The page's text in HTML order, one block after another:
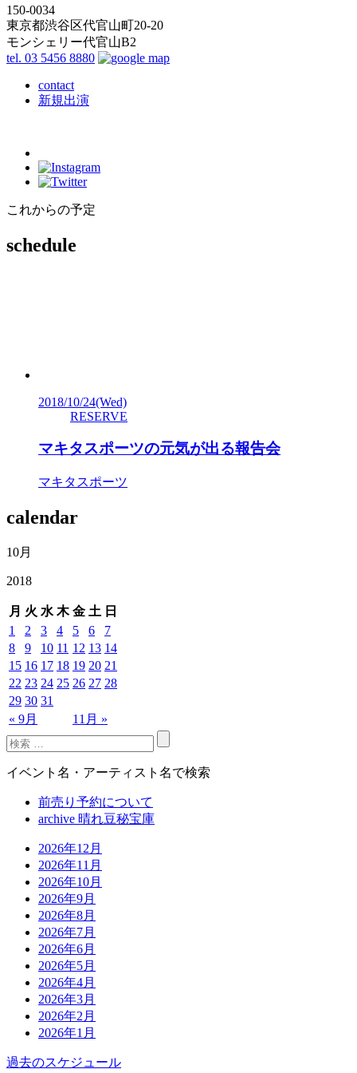
150-0034
東京都渋谷区代官山町20-20
モンシェリー代官山B2
tel. 03 5456 8880
contact
新規出演
これからの予定
schedule
2018/10/24(Wed)
RESERVE
マキタスポーツの元気が出る報告会
マキタスポーツ
calendar
10月
2018
月 火 水 木 金 土 日
« 9月 11月 »
1 2 3 4 5 6
7
8
9 10 11 12 13 14
15 16 17 18 19 20 21
22 23 24 25 26 27 28
29 30 31
イベント名・アーティスト名で検索
前売り予約について
archive 晴れ豆秘宝庫
2026年12月
2026年11月
2026年10月
2026年9月
2026年8月
2026年7月
2026年6月
2026年5月
2026年4月
2026年3月
2026年2月
2026年1月
過去のスケジュール